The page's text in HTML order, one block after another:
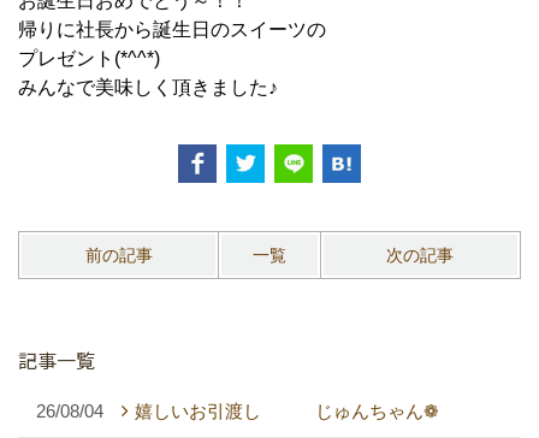
帰りに社長から誕生日のスイーツの
プレゼント(*^^*)
みんなで美味しく頂きました♪
前の記事 一覧 次の記事
記事一覧
26/08/04 嬉しいお引渡し じゅんちゃん❁